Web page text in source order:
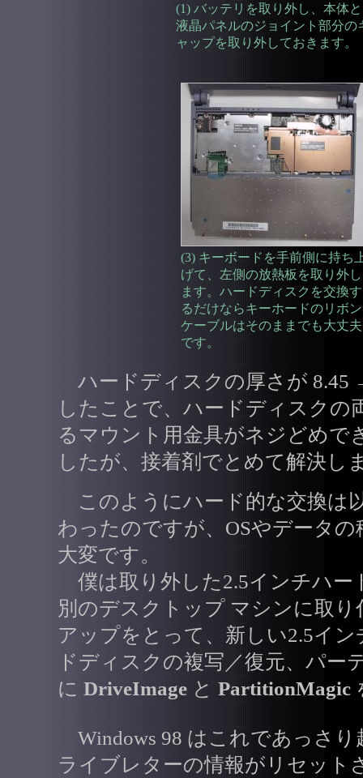
(1) バッテリを取り外し、本体と
液晶パネルのジョイント部分の
ャップを取り外しておきます。
(3) キーボードを手前側に持ち
げて、左側の放熱板を取り外し
ます。ハードディスクを交換す
るだけならキーホードのリボン
ケーブルはそのままでも大丈夫
です。
ハードディスクの厚さが 8.45
したことで、ハードディスクの
るマウント用金具がネジどめで
したが、接着剤でとめて解決し
このようにハード的な交換は
わったのですが、OSやデータの
大変です。
僕は取り外した2.5インチハー
別のデスクトップ マシンに取
アップをとって、新しい2.5イ
ドディスクの複写／復元、パ
に DriveImageと PartitionMagic
Windows 98 はこれであっさり
ライブレターの情報がリセット